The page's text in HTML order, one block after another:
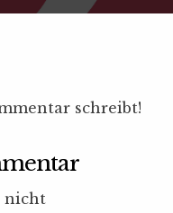
schreibt!
nicht